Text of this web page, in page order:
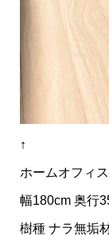
↑
ホームオフィ
幅180cm 奥行
樹種 ナラ無垢